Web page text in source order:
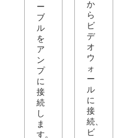
ー
ブ
ル
を
ア
ン
プ
に
接
続
し
ま
す。
か
ら
ビ
デ
オ
ウ
ォ
ー
ル
に
接
続、
ビ